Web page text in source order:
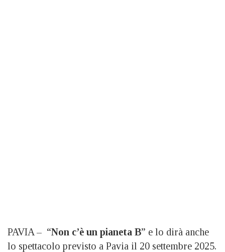
PAVIA – “Non c’è un pianeta B” e lo dirà anche
lo spettacolo previsto a Pavia il 20 settembre 2025.